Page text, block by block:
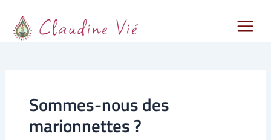
contenu
Menu
Sommes-nous des
marionnettes ?
des
articles